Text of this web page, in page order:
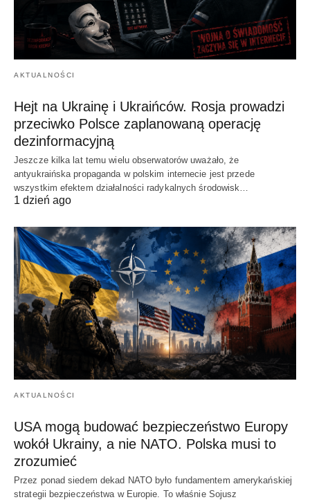
AKTUALNOŚCI
Hejt na Ukrainę i Ukraińców. Rosja prowadzi
przeciwko Polsce zaplanowaną operację
dezinformacyjną
Jeszcze kilka lat temu wielu obserwatorów uważało, że
antyukraińska propaganda w polskim internecie jest przede
wszystkim efektem działalności radykalnych środowisk…
1 dzień ago
AKTUALNOŚCI
USA mogą budować bezpieczeństwo Europy
wokół Ukrainy, a nie NATO. Polska musi to
zrozumieć
Przez ponad siedem dekad NATO było fundamentem amerykańskiej
strategii bezpieczeństwa w Europie. To właśnie Sojusz